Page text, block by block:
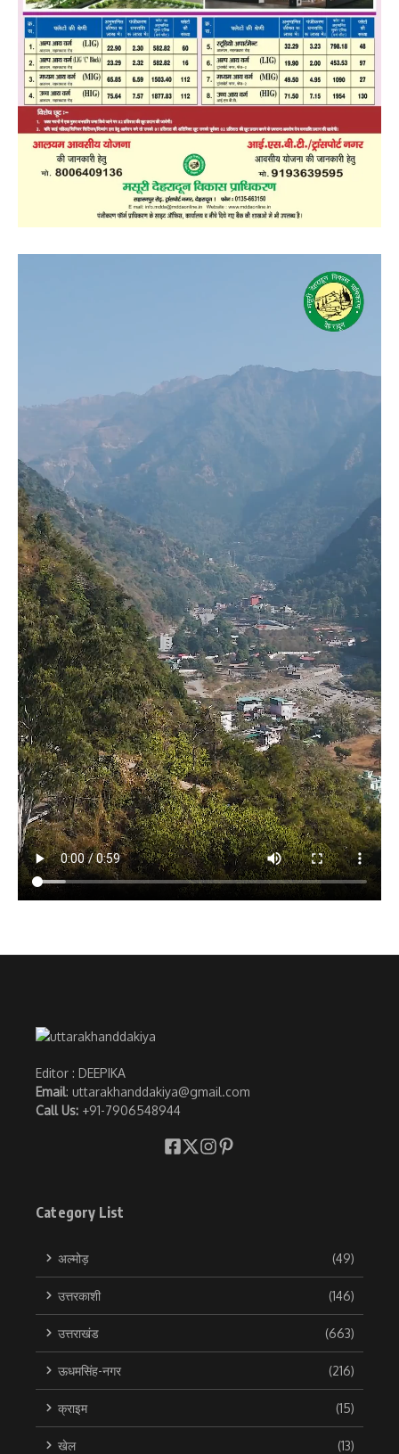
Editor : DEEPIKA
Email: uttarakhanddakiya@gmail.com
Call Us: +91-7906548944
Category List
अल्मोड़ (49)
उत्तरकाशी (146)
उत्तराखंड (663)
ऊधमसिंह-नगर (216)
क्राइम (15)
खेल (13)